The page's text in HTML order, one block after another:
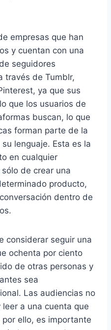
empresas que han
y cuentan con una
seguidores
través de Tumblr,
ya que sus
que los usuarios de
buscan, lo que
forman parte de la
lenguaje. Esta es la
en cualquier
de crear una
producto,
dentro de
considerar seguir una
ochenta por ciento
de otras personas y
sea
Las audiencias no
a una cuenta que
ello, es importante